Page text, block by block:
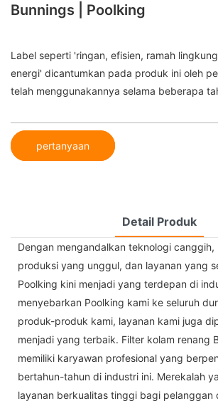
Bunnings | Poolking
Label seperti 'ringan, efisien, ramah
energi' dicantumkan pada produk ini oleh
telah menggunakannya selama beberapa
pertanyaan
Detail Produk
Dengan mengandalkan teknologi canggih,
produksi yang unggul, dan layanan yang
Poolking kini menjadi yang terdepan di
menyebarkan Poolking kami ke seluruh
produk-produk kami, layanan kami juga
menjadi yang terbaik. Filter kolam renang
memiliki karyawan profesional yang
bertahun-tahun di industri ini. Merekalah
layanan berkualitas tinggi bagi pelanggan